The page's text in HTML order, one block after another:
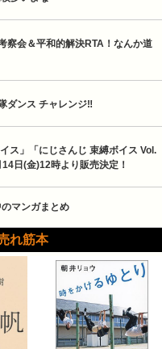
察会＆平和的解決RTA！なんか道
ダンス チャレンジ‼️
ス」「にじさんじ 束縛ボイス Vol.
日(金)12時より販売決定！
マンガまとめ
れ筋本